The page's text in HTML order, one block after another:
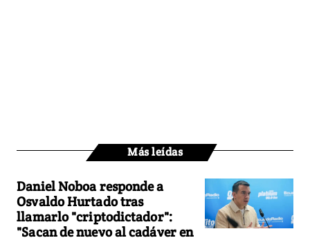
Más leídas
Daniel Noboa responde a
Osvaldo Hurtado tras
llamarlo "criptodictador":
"Sacan de nuevo al cadáver en